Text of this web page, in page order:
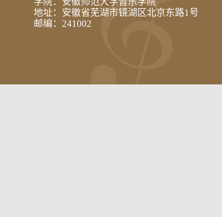
地址：安徽省芜湖市镜湖区北京东路1号
邮编：241002